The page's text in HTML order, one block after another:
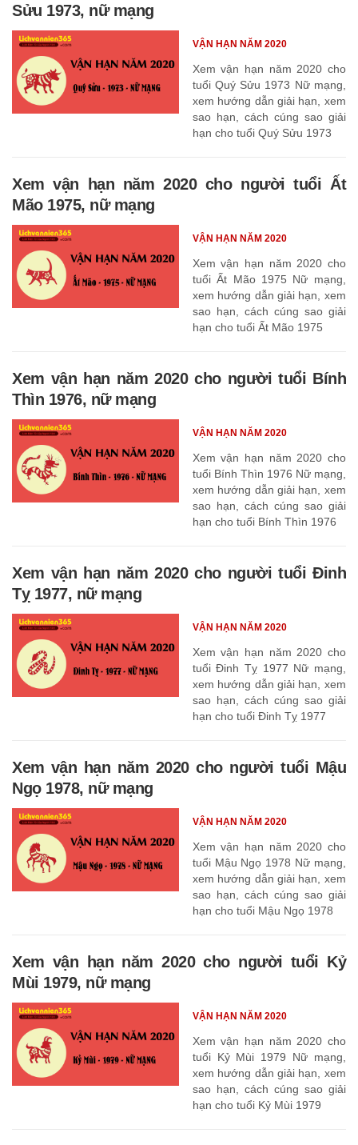
Sửu 1973, nữ mạng
Xem vận hạn năm 2020 cho
tuổi Quý Sửu 1973 Nữ mạng,
xem hướng dẫn giải hạn, xem
sao hạn, cách cúng sao giải
hạn cho tuổi Quý Sửu 1973
VẬN HẠN NĂM 2020
Xem vận hạn năm 2020 cho người tuổi Ất
Mão 1975, nữ mạng
Xem vận hạn năm 2020 cho
tuổi Ất Mão 1975 Nữ mạng,
xem hướng dẫn giải hạn, xem
sao hạn, cách cúng sao giải
hạn cho tuổi Ất Mão 1975
VẬN HẠN NĂM 2020
Xem vận hạn năm 2020 cho người tuổi Bính
Thìn 1976, nữ mạng
Xem vận hạn năm 2020 cho
tuổi Bính Thìn 1976 Nữ mạng,
xem hướng dẫn giải hạn, xem
sao hạn, cách cúng sao giải
hạn cho tuổi Bính Thìn 1976
VẬN HẠN NĂM 2020
Xem vận hạn năm 2020 cho người tuổi Đinh
Tỵ 1977, nữ mạng
Xem vận hạn năm 2020 cho
tuổi Đinh Tỵ 1977 Nữ mạng,
xem hướng dẫn giải hạn, xem
sao hạn, cách cúng sao giải
hạn cho tuổi Đinh Tỵ 1977
VẬN HẠN NĂM 2020
Xem vận hạn năm 2020 cho người tuổi Mậu
Ngọ 1978, nữ mạng
Xem vận hạn năm 2020 cho
tuổi Mậu Ngọ 1978 Nữ mạng,
xem hướng dẫn giải hạn, xem
sao hạn, cách cúng sao giải
hạn cho tuổi Mậu Ngọ 1978
VẬN HẠN NĂM 2020
Xem vận hạn năm 2020 cho người tuổi Kỷ
Mùi 1979, nữ mạng
Xem vận hạn năm 2020 cho
tuổi Kỷ Mùi 1979 Nữ mạng,
xem hướng dẫn giải hạn, xem
sao hạn, cách cúng sao giải
hạn cho tuổi Kỷ Mùi 1979
VẬN HẠN NĂM 2020